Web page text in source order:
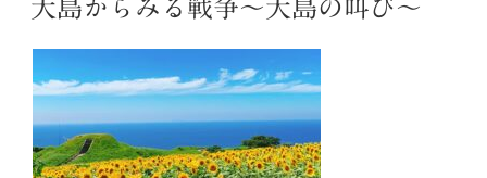
日:
大島からみる戦争～大島の叫び～